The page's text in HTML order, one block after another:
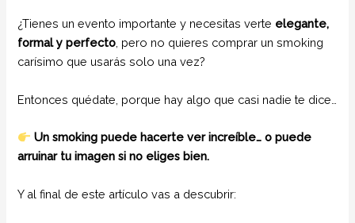
¿Tienes un evento importante y necesitas verte elegante,
formal y perfecto, pero no quieres comprar un smoking
carísimo que usarás solo una vez?
Entonces quédate, porque hay algo que casi nadie te dice…
Un smoking puede hacerte ver increíble… o puede
arruinar tu imagen si no eliges bien.
Y al final de este artículo vas a descubrir: